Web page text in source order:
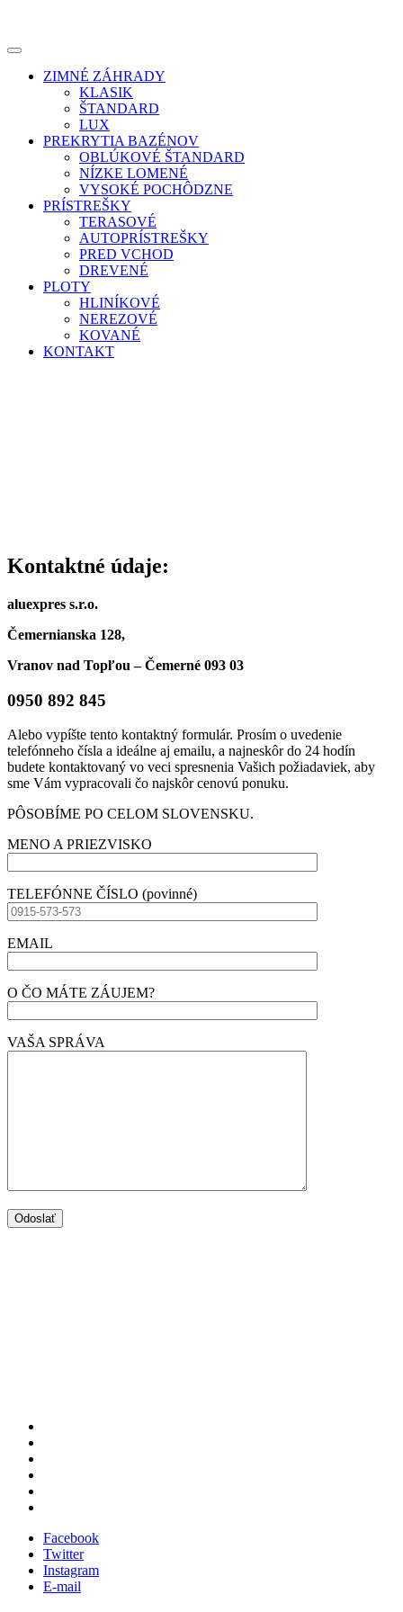
ZIMNÉ ZÁHRADY
KLASIK
ŠTANDARD
LUX
PREKRYTIA BAZÉNOV
OBLÚKOVÉ ŠTANDARD
NÍZKE LOMENÉ
VYSOKÉ POCHÔDZNE
PRÍSTREŠKY
TERASOVÉ
AUTOPRÍSTREŠKY
PRED VCHOD
DREVENÉ
PLOTY
HLINÍKOVÉ
NEREZOVÉ
KOVANÉ
KONTAKT
Kontaktné údaje:
aluexpres s.r.o.
Čemernianska 128,
Vranov nad Topľou – Čemerné 093 03
0950 892 845
Alebo vypíšte tento kontaktný formulár. Prosím o uvedenie
telefónneho čísla a ideálne aj emailu, a najneskôr do 24 hodín
budete kontaktovaný vo veci spresnenia Vašich požiadaviek, aby
sme Vám vypracovali čo najskôr cenovú ponuku.
PÔSOBÍME PO CELOM SLOVENSKU.
MENO A PRIEZVISKO
TELEFÓNNE ČÍSLO (povinné)
EMAIL
O ČO MÁTE ZÁUJEM?
VAŠA SPRÁVA
Facebook
Twitter
Instagram
E-mail